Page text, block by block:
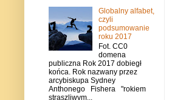
Globalny alfabet,
czyli
podsumowanie
roku 2017
Fot. CC0
domena
publiczna Rok 2017 dobiegł
końca. Rok nazwany przez
arcybiskupa Sydney
Anthonego Fishera "rokiem
straszliwym...